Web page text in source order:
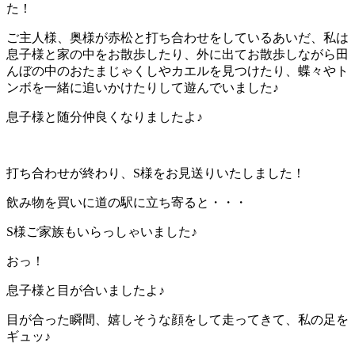
た！
ご主人様、奥様が赤松と打ち合わせをしているあいだ、私は
息子様と家の中をお散歩したり、外に出てお散歩しながら田
んぼの中のおたまじゃくしやカエルを見つけたり、蝶々やト
ンボを一緒に追いかけたりして遊んでいました♪
息子様と随分仲良くなりましたよ♪
打ち合わせが終わり、S様をお見送りいたしました！
飲み物を買いに道の駅に立ち寄ると・・・
S様ご家族もいらっしゃいました♪
おっ！
息子様と目が合いましたよ♪
目が合った瞬間、嬉しそうな顔をして走ってきて、私の足を
ギュッ♪